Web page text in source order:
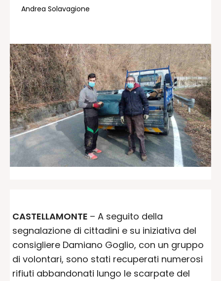
Pubblicitá Elettorale 2026
Condizioni di utilizzo
Normativa sul fact-checking
Normativa sulle correzioni
Normativa deontologica
Andrea Solavagione
CASTELLAMONTE – A seguito della
segnalazione di cittadini e su iniziativa del
consigliere Damiano Goglio, con un gruppo
di volontari, sono stati recuperati numerosi
rifiuti abbandonati lungo le scarpate del